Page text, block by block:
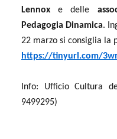
Lennox e delle
Pedagogia Dinamica.
22 marzo si consiglia la
https://tinyurl.com/
Info: Ufficio Cultura
9499295)